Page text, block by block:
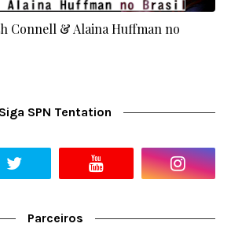
Connell & Alaina Huffman no
Siga SPN Tentation
Parceiros